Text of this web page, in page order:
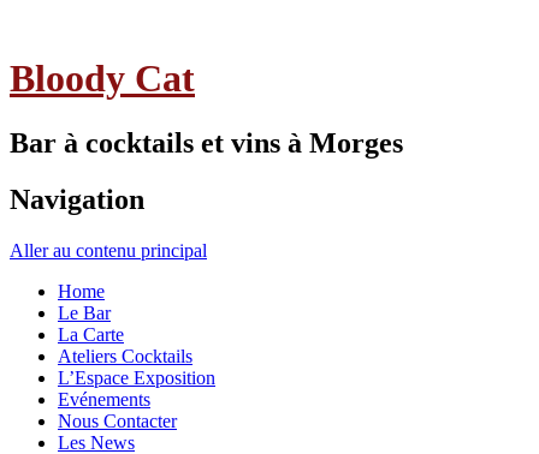
Bloody Cat
Bar à cocktails et vins à Morges
Navigation
Aller au contenu principal
Home
Le Bar
La Carte
Ateliers Cocktails
L’Espace Exposition
Evénements
Nous Contacter
Les News